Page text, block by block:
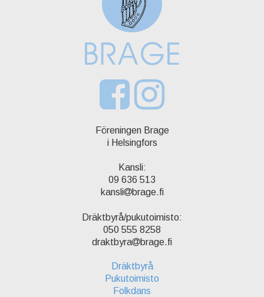
Föreningen Brage
i Helsingfors
Kansli:
09 636 513
kansli
brage.fi
Dräktbyrå/pukutoimisto:
050 555 8258
draktbyra
brage.fi
Dräktbyrå
Pukutoimisto
Folkdans